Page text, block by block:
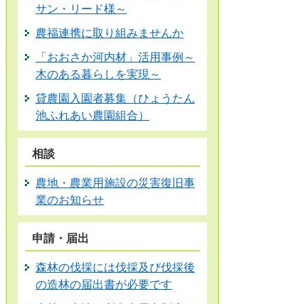
サン・リード様～
農福連携に取り組みませんか
「おおさか河内材」活用事例～
木のある暮らしを実現～
貸農園入園者募集（ひょうたん
池ふれあい農園組合）
相談
農地・農業用施設の災害復旧事
業のお知らせ
申請・届出
森林の伐採には伐採及び伐採後
の造林の届出書が必要です